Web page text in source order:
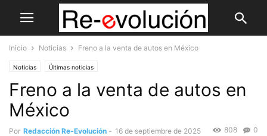
Inicio Noticias Freno a la venta de autos en México
Noticias Últimas noticias
Freno a la venta de autos en
México
Por Redacción Re-Evolución - 16 de septiembre de 2025 0
808